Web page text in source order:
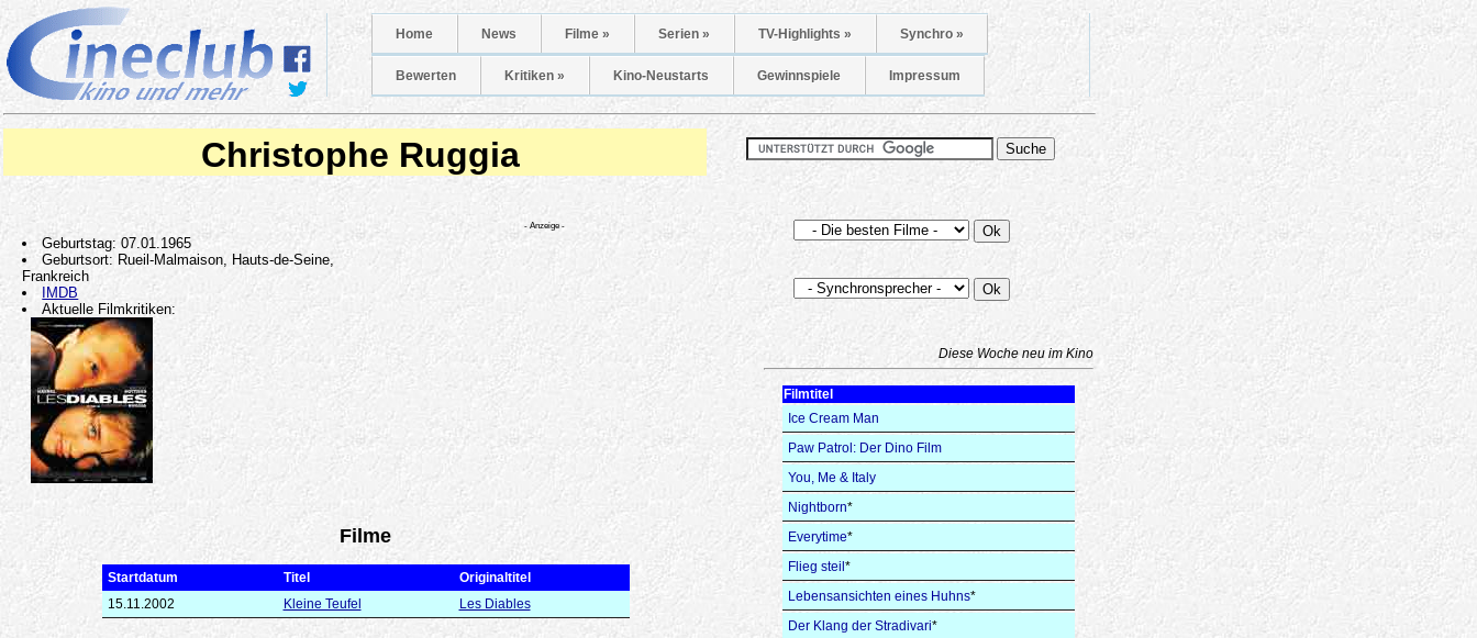
Home News Filme » Serien » TV-Highlights » Synchro »
Bewerten Kritiken » Kino-Neustarts Gewinnspiele Impressum
Christophe Ruggia
Geburtstag: 07.01.1965
Geburtsort: Rueil-Malmaison, Hauts-de-Seine,
Frankreich
IMDB
Aktuelle Filmkritiken:
- Anzeige -
Filme
Startdatum Titel
Originaltitel
15.11.2002
Kleine Teufel Les Diables
Diese Woche neu im Kino
Filmtitel
Ice Cream Man
Paw Patrol: Der Dino Film
You, Me & Italy
Nightborn*
Everytime*
Flieg steil *
Lebensansichten eines Huhns*
Der Klang der Stradivari*